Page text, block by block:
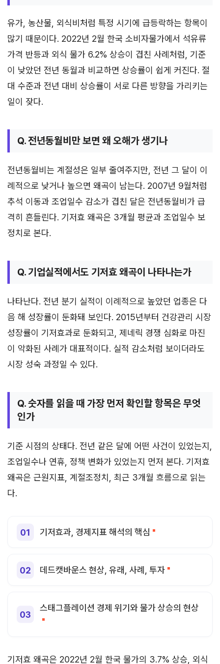
유가, 농산물, 외식비처럼 특정 시기에 급등락하는 항목이
많기 때문이다. 2022년 2월 한국 소비자물가에서 석유류
가격 반등과 외식 물가 6.2% 상승이 겹친 사례처럼, 기준
이 낮았던 전년 동월과 비교하면 상승률이 쉽게 커진다. 절
대 수준과 전년 대비 상승률이 서로 다른 방향을 가리키는
일이 잦다.
Q. 전년동월비만 보면 왜 오해가 생기나
전년동월비는 계절성은 일부 줄여주지만, 전년 그 달이 이
례적으로 낮거나 높으면 왜곡이 남는다. 2007년 9월처럼
추석 이동과 조업일수 감소가 겹친 달은 전년동월비가 급
격히 흔들린다. 기저효 왜곡은 3개월 평균과 조업일수 보
정치로 본다.
Q. 기업실적에서도 기저효 왜곡이 나타나는가
나타난다. 전년 분기 실적이 이례적으로 높았던 업종은 다
음 해 성장률이 둔화돼 보인다. 2015년부터 건강관리 시장
성장률이 기저효과로 둔화되고, 제네릭 경쟁 심화로 마진
이 악화된 사례가 대표적이다. 실적 감소처럼 보이더라도
시장 성숙 과정일 수 있다.
Q. 숫자를 읽을 때 가장 먼저 확인할 항목은 무엇
인가
기준 시점의 상태다. 전년 같은 달에 어떤 사건이 있었는지,
조업일수나 연휴, 정책 변화가 있었는지 먼저 본다. 기저효
왜곡은 근원지표, 계절조정치, 최근 3개월 흐름으로 읽는
다.
기저효과, 경제지표 해석의 핵심
데드캣바운스 현상, 유래, 사례, 투자
스태그플레이션 경제 위기와 물가 상승의 현상
기저효 왜곡은 2022년 2월 한국 물가의 3.7% 상승, 외식